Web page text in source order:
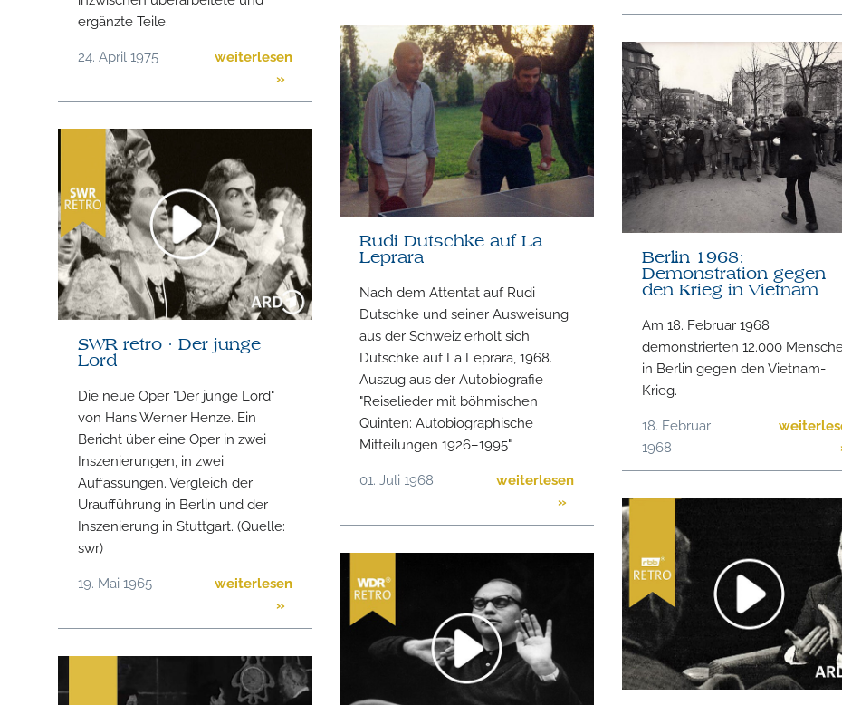
ergänzte Teile.
24. April 1975
weiterlesen
»
Rudi Dutschke auf La
Leprara
Nach dem Attentat auf Rudi
Dutschke und seiner Ausweisung
aus der Schweiz erholt sich
Dutschke auf La Leprara, 1968.
Auszug aus der Autobiografie
"Reiselieder mit böhmischen
Quinten: Autobiographische
Mitteilungen 1926–1995"
01. Juli 1968
weiterlesen
»
Berlin 1968:
Demonstration gegen
den Krieg in Vietnam
Am 18. Februar 1968
demonstrierten 12.000
in Berlin gegen den Vietnam-
Krieg.
18. Februar
1968
SWR retro · Der junge
Lord
Die neue Oper "Der junge Lord"
von Hans Werner Henze. Ein
Bericht über eine Oper in zwei
Inszenierungen, in zwei
Auffassungen. Vergleich der
Uraufführung in Berlin und der
Inszenierung in Stuttgart. (Quelle:
swr)
19. Mai 1965
weiterlesen
»